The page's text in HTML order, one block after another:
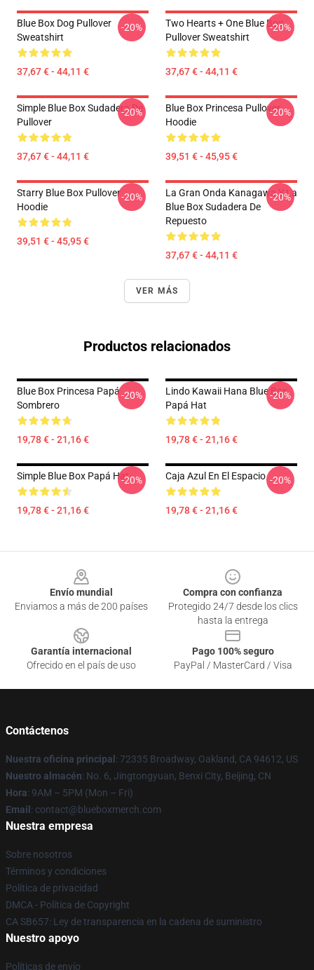
Blue Box Dog Pullover
Sweatshirt
37,67 € - 44,11 €
-20%
Two Hearts + One Blue Box
Pullover Sweatshirt
37,67 € - 44,11 €
-20%
Simple Blue Box Sudadera De
Pullover
37,67 € - 44,11 €
-20%
Blue Box Princesa Pullover
Hoodie
39,51 € - 45,95 €
-20%
Starry Blue Box Pullover
Hoodie
39,51 € - 45,95 €
-20%
La Gran Onda Kanagawa Y La
Blue Box Sudadera De
Repuesto
37,67 € - 44,11 €
-20%
VER MÁS
Productos relacionados
Blue Box Princesa Papá
Sombrero
19,78 € - 21,16 €
-20%
Lindo Kawaii Hana Blue Box
Papá Hat
19,78 € - 21,16 €
-20%
Simple Blue Box Papá Hat
19,78 € - 21,16 €
-20% Caja Azul En El Espacio
19,78 € - 21,16 €
-20%
Envío mundial
Enviamos a más de 200 países
Compra con confianza
Protegido 24/7 desde los clics
hasta la entrega
Garantía internacional
Ofrecido en el país de uso
Pago 100% seguro
PayPal / MasterCard / Visa
Contáctenos
Nuestra oficina principal : 72335 Broadway, Oakland, CA 94612, US
Nuestro almacén: No. 6, Jingtongyuan, Benxi City, Beijing, CN
Hora: 9AM – 5PM (Mon – Fri)
Email : contact@blueboxmerch.com
Nuestra empresa
Sobre nosotros
Términos y condiciones
Política de privacidad
DMCA - Política de Copyright
CA SB657: Ley de transparencia en la cadena de suministro
Nuestro apoyo
Políticas de envío